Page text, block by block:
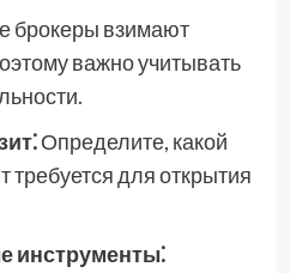
брокеры взимают
важно учитывать
Определите, какой
для открытия
инструменты⁚